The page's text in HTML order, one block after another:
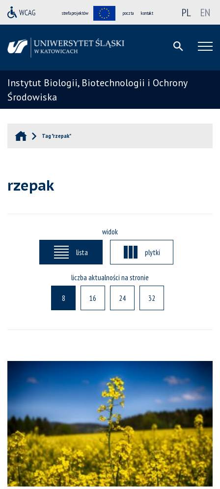
strefa projektów poczta kontakt PL EN
Instytut Biologii, Biotechnologii i Ochrony
Środowiska
Tag "rzepak"
rzepak
widok
lista plytki
liczba aktualności na stronie
8 16 24 32